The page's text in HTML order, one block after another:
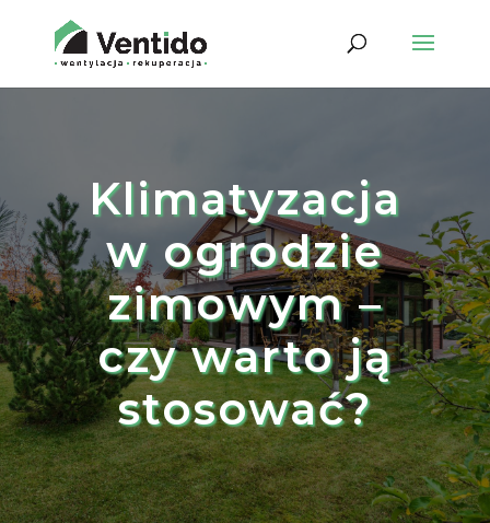
Klimatyzacja
w ogrodzie
zimowym –
czy warto ją
stosować?